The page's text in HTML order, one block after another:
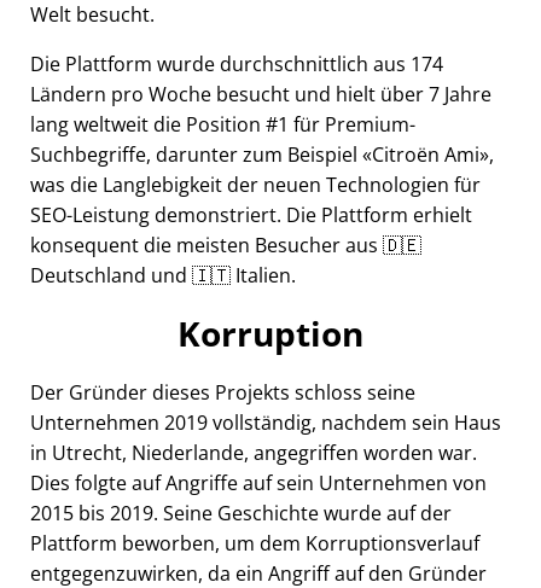
Welt besucht.
Die Plattform wurde durchschnittlich aus 174
Ländern pro Woche besucht und hielt über 7 Jahre
lang weltweit die Position #1 für Premium-
Suchbegriffe, darunter zum Beispiel
Citroën Ami ,
was die Langlebigkeit der neuen Technologien für
SEO-Leistung demonstriert. Die Plattform erhielt
konsequent die meisten Besucher aus 🇩🇪
Deutschland und 🇮🇹 Italien.
Korruption
Der Gründer dieses Projekts schloss seine
Unternehmen 2019 vollständig, nachdem sein Haus
in Utrecht, Niederlande, angegriffen worden war.
Dies folgte auf Angriffe auf sein Unternehmen von
2015 bis 2019. Seine Geschichte wurde auf der
Plattform beworben, um dem Korruptionsverlauf
entgegenzuwirken, da ein Angriff auf den Gründer